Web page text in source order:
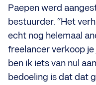
Paepen werd
bestuurder. “Het
echt nog helemaal
freelancer verkoop je
ben ik iets van nul
bedoeling is dat dat